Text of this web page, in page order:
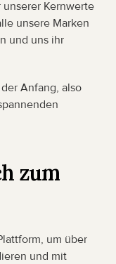
Kernwerte
unsere Marken
Anfang, also
zum
um über
und mit